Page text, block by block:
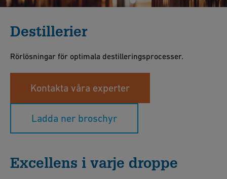
Destillerier
Rörlösningar för optimala destilleringsprocesser.
Kontakta våra experter
Ladda ner broschyr
Excellens i varje droppe